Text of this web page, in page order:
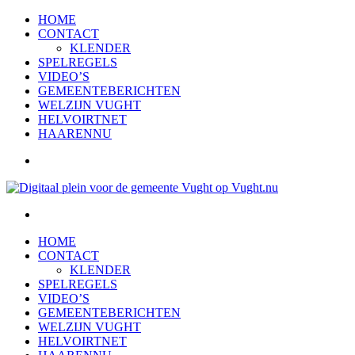
HOME
CONTACT
KLENDER
SPELREGELS
VIDEO’S
GEMEENTEBERICHTEN
WELZIJN VUGHT
HELVOIRTNET
HAARENNU
HOME
CONTACT
KLENDER
SPELREGELS
VIDEO’S
GEMEENTEBERICHTEN
WELZIJN VUGHT
HELVOIRTNET